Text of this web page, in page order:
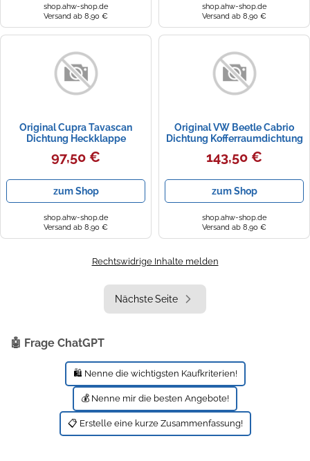
shop.ahw-shop.de
Versand ab 8,90 €
shop.ahw-shop.de
Versand ab 8,90 €
Original Cupra Tavascan
Dichtung Heckklappe
Kofferraumdichtung
Heckklappendichtung
97,50 €
zum Shop
shop.ahw-shop.de
Versand ab 8,90 €
Original VW Beetle Cabrio
Dichtung Kofferraumdichtung
Heckklappe Gummidichtung
5C3827705C9B9
143,50 €
zum Shop
shop.ahw-shop.de
Versand ab 8,90 €
Rechtswidrige Inhalte melden
Nächste Seite
🤖 Frage ChatGPT
🛍️ Nenne die wichtigsten Kaufkriterien!
💰 Nenne mir die besten Angebote!
📋 Erstelle eine kurze Zusammenfassung!